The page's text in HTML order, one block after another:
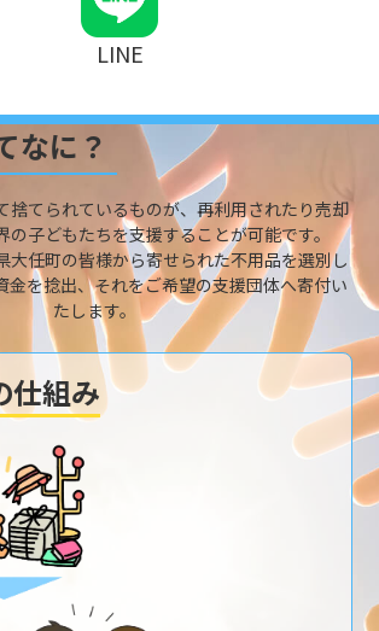
LINE
なに？
捨てられているものが、再利用されたり売却
の子どもたちを支援することが可能です。
大任町の皆様から寄せられた不用品を選別し
金を捻出、それをご希望の支援団体へ寄付い
たします。
仕組み